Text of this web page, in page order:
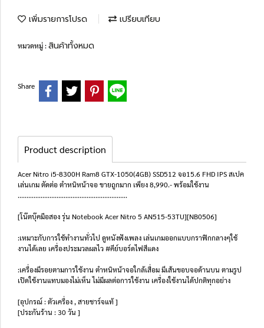
เพิ่มรายการโปรด เปรียบเทียบ
หมวดหมู่ :สินค้าทั้งหมด
Share
Product description
Acer Nitro i5-8300H Ram8 GTX-1050(4GB) SSD512 จอ15.6 FHD IPS สเปค
เล่นเกม ตัดต่อ ตำหนิหน้าจอ ขายถูกมาก เพียง 8,990.- พร้อมใช้งาน
..............................................................
[โน๊ตบุ๊คมือสอง รุ่น Notebook Acer Nitro 5 AN515-53TU][NB0506]
:เหมาะกับการใช้ทำงานทั่วไป ดูหนังฟังเพลง เล่นเกมออกแบบกราฟิกกลางๆใช้
งานได้เลย เครื่องประมวลผลไว #คีย์บอร์ดไฟสีแดง
:เครื่องมีรอยตามการใช้งาน ตำหนิหน้าจอใกล้เสื่อม มีเส้นขอบจอด้านบน ตามรูป
เปิดใช้งานแทบมองไม่เห็น ไม่มีผลต่อการใช้งาน เครื่องใช้งานได้ปกติทุกอย่าง
[อุปกรณ์ : ตัวเครื่อง , สายชาร์จแท้ ]
[ประกันร้าน : 30 วัน ]